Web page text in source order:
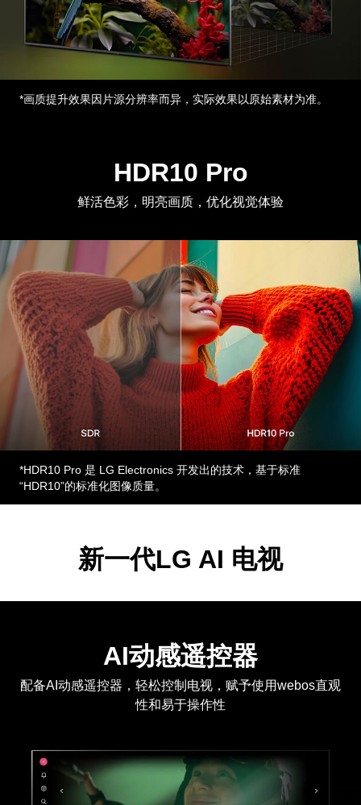
*画质提升效果因片源分辨率而异，实际效果以原始素材为准。
HDR10 Pro
鲜活色彩，明亮画质，优化视觉体验
*HDR10 Pro 是 LG Electronics 开发出的技术，基于标准
“HDR10”的标准化图像质量。
新一代LG AI 电视
AI动感遥控器
配备AI动感遥控器，轻松控制电视，赋予使用webos直观
性和易于操作性